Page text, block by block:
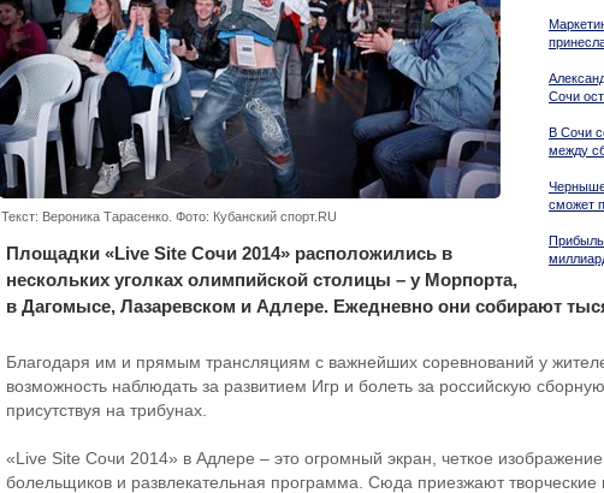
Сочи
В Сочи
между
сможет
Текст: Вероника Тарасенко. Фото: Кубанский спорт.RU
Площадки «Live Site Сочи 2014» расположились в
нескольких уголках олимпийской столицы – у Морпорта,
в Дагомысе, Лазаревском и Адлере. Ежедневно они собирают
Благодаря им и прямым трансляциям с важнейших соревнований у
возможность наблюдать за развитием Игр и болеть за российскую
присутствуя на трибунах.
«Live Site Сочи 2014» в Адлере – это огромный экран, четкое
болельщиков и развлекательная программа. Сюда приезжают творческие